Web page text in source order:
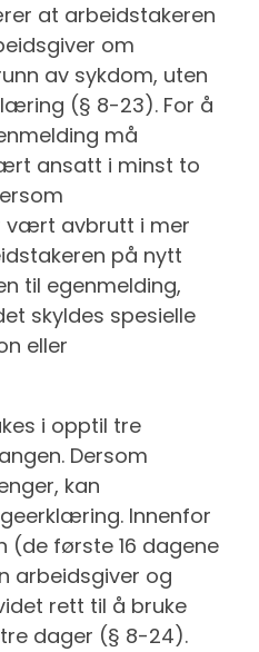
at arbeidstakeren
om
av sykdom, uten
(§ 8-23). For å
må
ansatt i minst to
vært avbrutt i mer
på nytt
til egenmelding,
skyldes spesielle
eller
i opptil tre
Dersom
kan
Innenfor
(de første 16 dagene
arbeidsgiver og
rett til å bruke
dager (§ 8-24).